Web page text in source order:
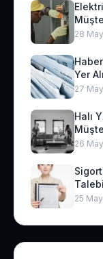
28
Yer
27
Halı
26
25